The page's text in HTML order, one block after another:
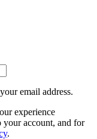
email address.
experience
your account, and for
.